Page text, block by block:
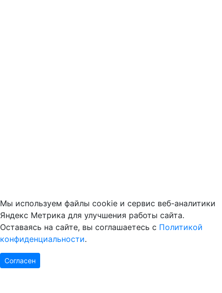
Мы используем файлы cookie и сервис веб-аналитики
Яндекс Метрика для улучшения работы сайта.
Оставаясь на сайте, вы соглашаетесь с Политикой
конфиденциальности.
Согласен